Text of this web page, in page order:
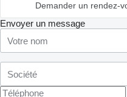
Demander un rendez-
Envoyer un message